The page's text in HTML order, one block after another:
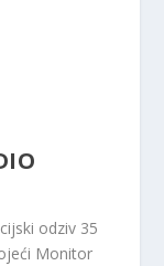
odziv 35
Monitor